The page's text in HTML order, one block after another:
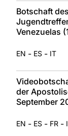
Botschaft
Venezuelas
EN - ES - IT
der
September
EN - ES - FR -